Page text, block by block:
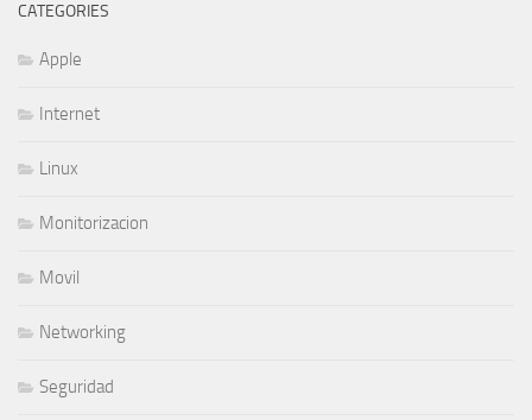
CATEGORIES
Apple
Internet
Linux
Monitorizacion
Movil
Networking
Seguridad